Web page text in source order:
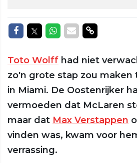
Delen op Facebook
Delen op Twitter
Delen opDelen via Mail
Delen via
Toto Wolff had niet
zo'n grote stap zou maken
in Miami. De Oostenrijker
vermoeden dat McLaren
maar dat Max Verstappen
vinden was, kwam voor
verrassing.